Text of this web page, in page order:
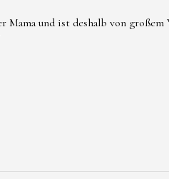
und ist deshalb von